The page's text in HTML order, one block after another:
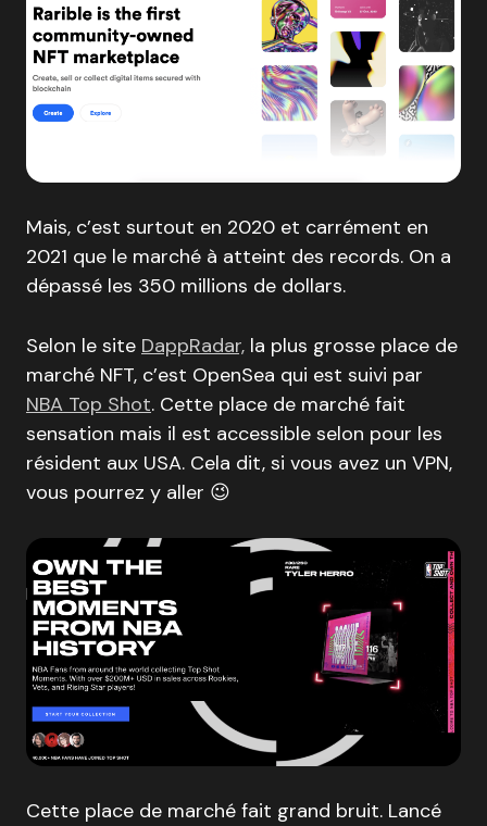
Mais, c’est surtout en 2020 et carrément en
2021 que le marché à atteint des records. On a
dépassé les 350 millions de dollars.
Selon le site DappRadar, la plus grosse place de
marché NFT, c’est OpenSea qui est suivi par
NBA Top Shot. Cette place de marché fait
sensation mais il est accessible selon pour les
résident aux USA. Cela dit, si vous avez un VPN,
vous pourrez y aller 😉
Cette place de marché fait grand bruit. Lancé